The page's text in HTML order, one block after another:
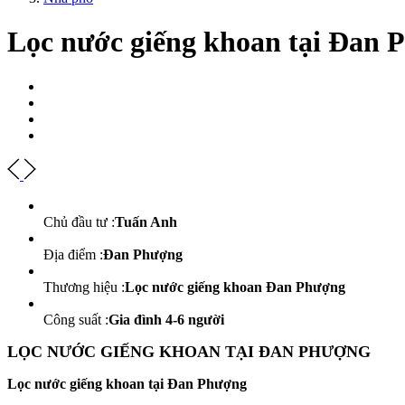
Lọc nước giếng khoan tại Đan
Chủ đầu tư :Tuấn Anh
Địa điểm :Đan Phượng
Thương hiệu :Lọc nước giếng khoan Đan Phượng
Công suất :Gia đình 4-6 người
LỌC NƯỚC GIẾNG KHOAN TẠI ĐAN PHƯỢNG
Lọc nước giếng khoan tại Đan Phượng